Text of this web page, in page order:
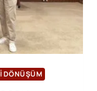
DÖNÜŞÜM